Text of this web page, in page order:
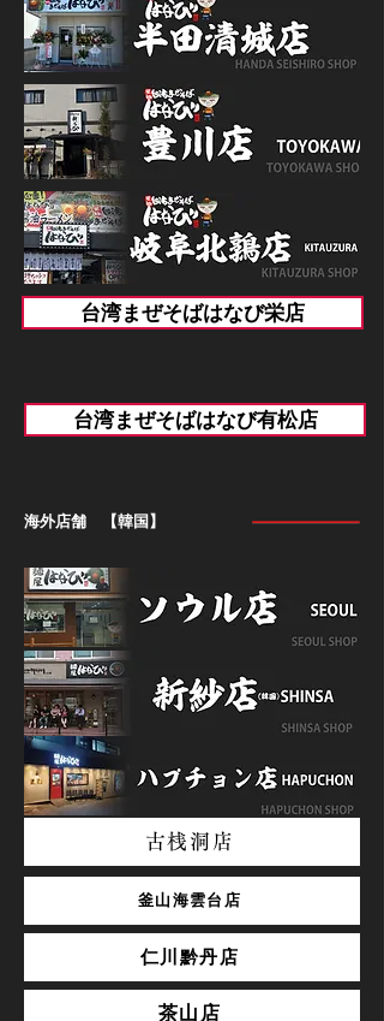
台湾まぜそばはなび栄店
台湾まぜそばはなび有松店
海外店舗 【韓国】
古桟洞店
釜山海雲台店
仁川黔丹店
茶山店